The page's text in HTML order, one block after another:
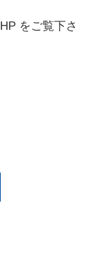
をご覧下さ